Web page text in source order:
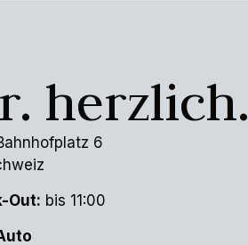
herzlich.
6
Out: bis 11:00